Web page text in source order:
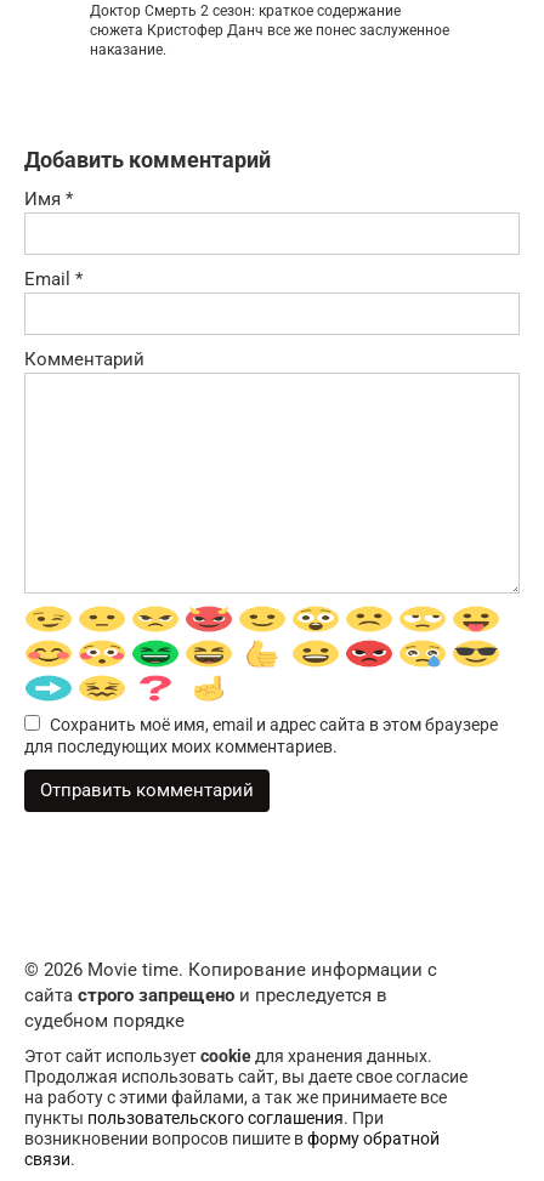
Доктор Смерть 2 сезон: краткое содержание
сюжета Кристофер Данч все же понес заслуженное
наказание.
Добавить комментарий
Имя *
Email *
Комментарий
Сохранить моё имя, email и адрес сайта в этом браузере
для последующих моих комментариев.
© 2026 Movie time. Копирование информации с
сайта строго запрещено и преследуется в
судебном порядке
Этот сайт используетcookieдля хранения данных.
Продолжая использовать сайт, вы даете свое согласие
на работу с этими файлами, а так же принимаете все
пункты пользовательского соглашения. При
возникновении вопросов пишите вформу обратной
связи.